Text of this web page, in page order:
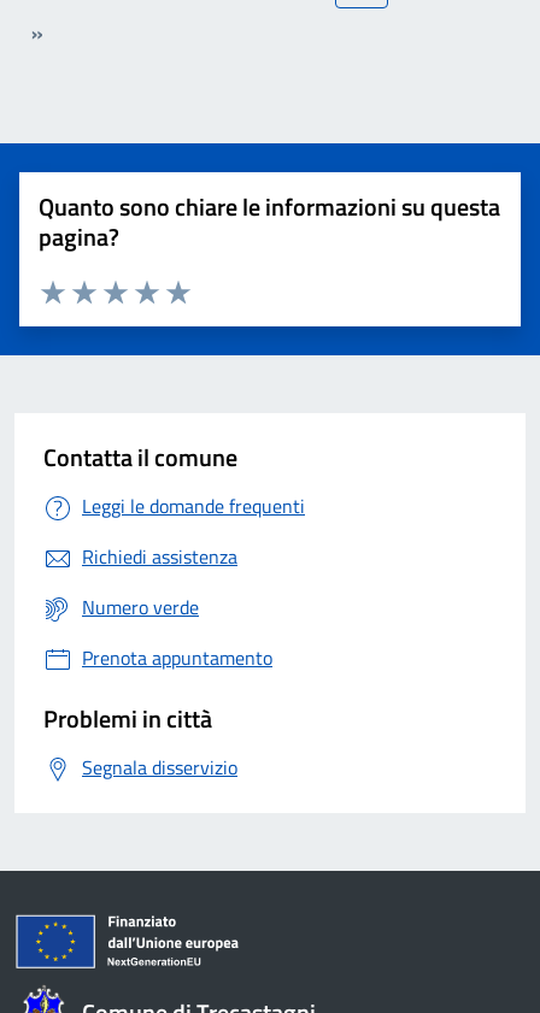
»
Quanto sono chiare le informazioni su questa
pagina?
Valuta 5 stelle su 5
Valuta 4 stelle su 5
Valuta 3 stelle su 5
Valuta 2 stelle su 5
Valuta 1 stelle su 5
Contatta il comune
Leggi le domande frequenti
Richiedi assistenza
Numero verde
Prenota appuntamento
Problemi in città
Segnala disservizio